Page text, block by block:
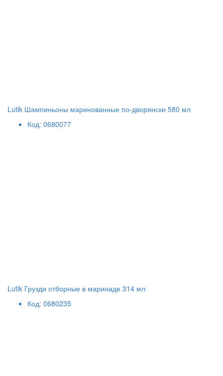
Lutik Шампиньоны маринованные по-дворянски 580 мл
Код: 0680077
Lutik Грузди отборные в маринаде 314 мл
Код: 0680235